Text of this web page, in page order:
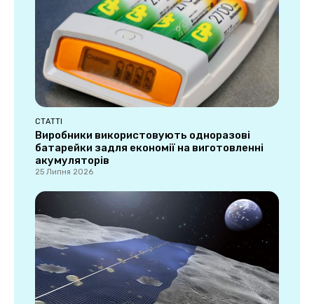
СТАТТІ
Виробники використовують одноразові
батарейки задля економії на виготовленні
акумуляторів
25 Липня 2026